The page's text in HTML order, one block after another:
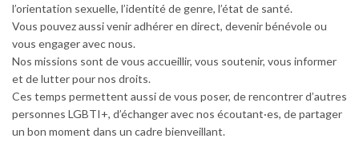
l’orientation sexuelle, l’identité de genre, l’état de santé.
Vous pouvez aussi venir adhérer en direct, devenir bénévole ou
vous engager avec nous.
Nos missions sont de vous accueillir, vous soutenir, vous informer
et de lutter pour nos droits.
Ces temps permettent aussi de vous poser, de rencontrer d’autres
personnes LGBTI+, d’échanger avec nos écoutant·es, de partager
un bon moment dans un cadre bienveillant.